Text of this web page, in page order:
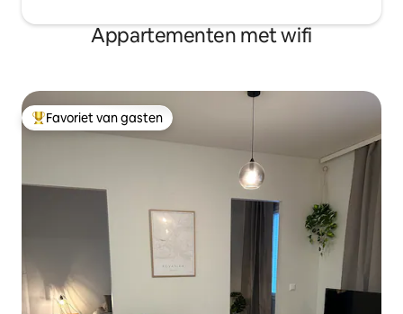
Appartementen met wifi
Topfavoriet van gasten
Favoriet van gasten